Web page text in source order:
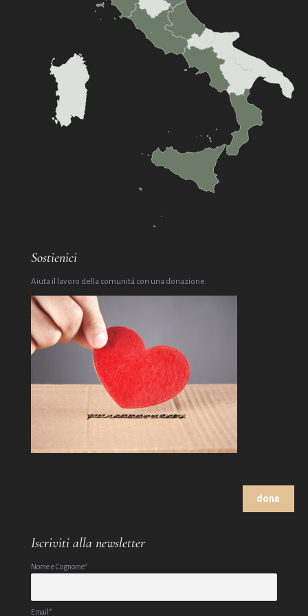
Sostienici
Aiuta il lavoro della comunità con una donazione.
dona
Iscriviti alla newsletter
Nome e Cognome*
Email*